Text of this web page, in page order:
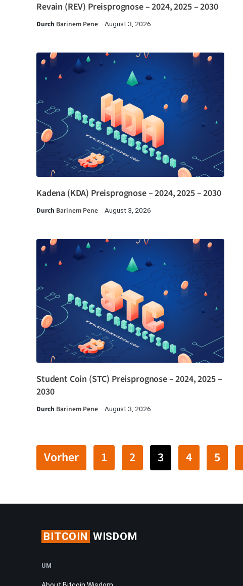
Revain (REV) Preisprognose – 2024, 2025 – 2030
Durch Barinem Pene August 3, 2026
Kadena (KDA) Preisprognose – 2024, 2025 – 2030
Durch Barinem Pene August 3, 2026
Student Coin (STC) Preisprognose – 2024, 2025 –
2030
Durch Barinem Pene August 3, 2026
Vorher 1 2 3 4 5
BITCOIN WISDOM
UM